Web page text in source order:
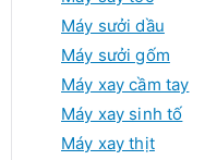
Máy sưởi dầu
Máy sưởi gốm
Máy xay cầm tay
Máy xay sinh tố
Máy xay thịt